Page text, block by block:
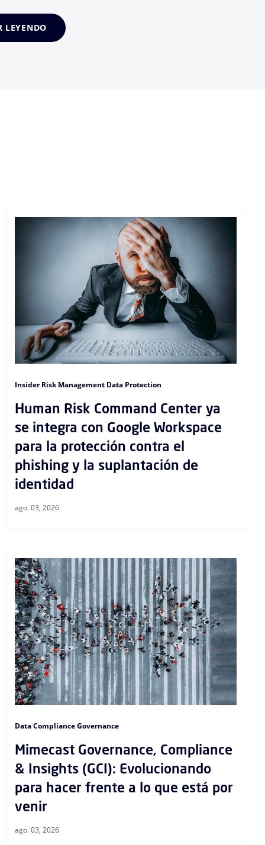
de meses, el empleado medio ha adoptado un
herramientas...
LEYENDO
Insider Risk Management Data Protection
ago. 03, 2026
Human Risk Command Center ya
se integra con Google Workspace
para la protección contra el
phishing y la suplantación de
identidad
Data Compliance Governance
ago. 03, 2026
Mimecast Governance, Compliance
& Insights (GCI): Evolucionando
para hacer frente a lo que está por
venir